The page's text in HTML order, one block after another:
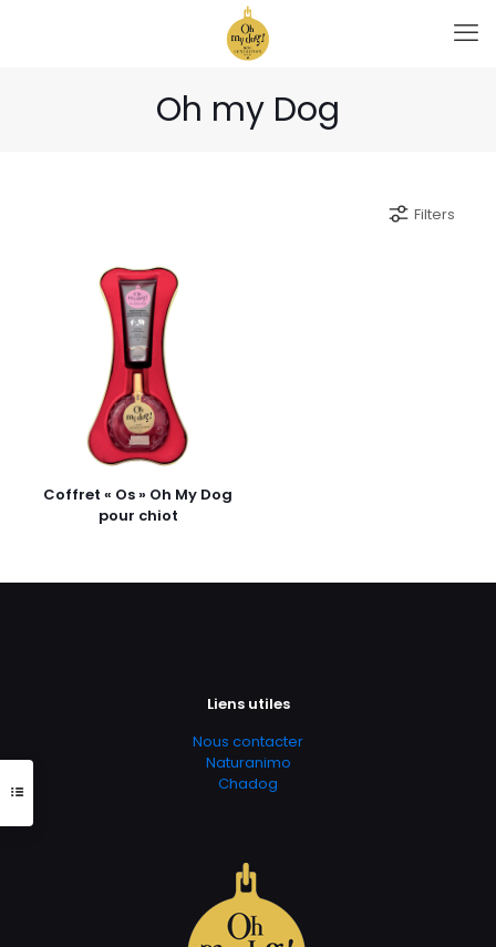
Oh my Dog
Filters
Coffret « Os » Oh My Dog
pour chiot
Liens utiles
Nous contacter
Naturanimo
Chadog